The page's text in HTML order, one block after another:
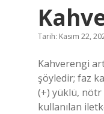
Tarih: Kasım 22,
Kahverengi
şöyledir; faz
(+) yüklü, nötr
kullanılan